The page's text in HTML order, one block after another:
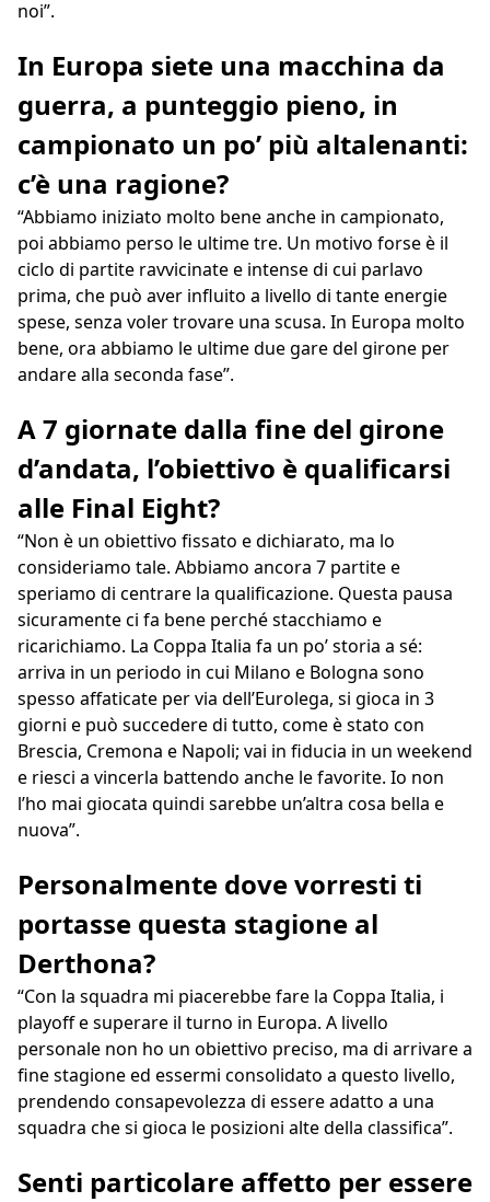
noi”.
In Europa siete una macchina da
guerra, a punteggio pieno, in
campionato un po’ più altalenanti:
c’è una ragione?
“Abbiamo iniziato molto bene anche in campionato,
poi abbiamo perso le ultime tre. Un motivo forse è il
ciclo di partite ravvicinate e intense di cui parlavo
prima, che può aver influito a livello di tante energie
spese, senza voler trovare una scusa. In Europa molto
bene, ora abbiamo le ultime due gare del girone per
andare alla seconda fase”.
A 7 giornate dalla fine del girone
d’andata, l’obiettivo è qualificarsi
alle Final Eight?
“Non è un obiettivo fissato e dichiarato, ma lo
consideriamo tale. Abbiamo ancora 7 partite e
speriamo di centrare la qualificazione. Questa pausa
sicuramente ci fa bene perché stacchiamo e
ricarichiamo. La Coppa Italia fa un po’ storia a sé:
arriva in un periodo in cui Milano e Bologna sono
spesso affaticate per via dell’Eurolega, si gioca in 3
giorni e può succedere di tutto, come è stato con
Brescia, Cremona e Napoli; vai in fiducia in un weekend
e riesci a vincerla battendo anche le favorite. Io non
l’ho mai giocata quindi sarebbe un’altra cosa bella e
nuova”.
Personalmente dove vorresti ti
portasse questa stagione al
Derthona?
“Con la squadra mi piacerebbe fare la Coppa Italia, i
playoff e superare il turno in Europa. A livello
personale non ho un obiettivo preciso, ma di arrivare a
fine stagione ed essermi consolidato a questo livello,
prendendo consapevolezza di essere adatto a una
squadra che si gioca le posizioni alte della classifica”.
Senti particolare affetto per essere